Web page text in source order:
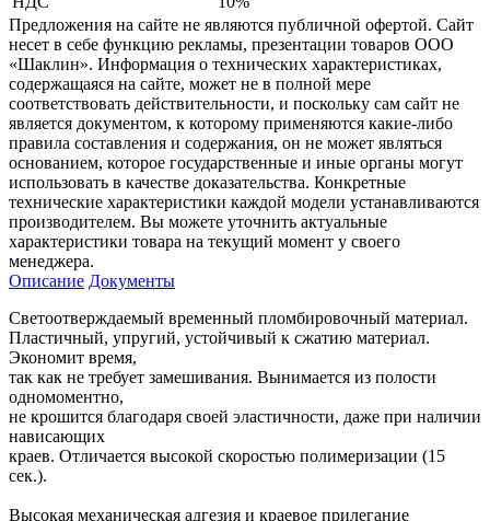
Предложения на сайте не являются публичной офертой. Сайт
несет в себе функцию рекламы, презентации товаров ООО
«Шаклин». Информация о технических характеристиках,
содержащаяся на сайте, может не в полной мере
соответствовать действительности, и поскольку сам сайт не
является документом, к которому применяются какие-либо
правила составления и содержания, он не может являться
основанием, которое государственные и иные органы могут
использовать в качестве доказательства. Конкретные
технические характеристики каждой модели устанавливаются
производителем. Вы можете уточнить актуальные
характеристики товара на текущий момент у своего
менеджера.
Описание Документы
Светоотверждаемый временный пломбировочный материал.
Пластичный, упругий, устойчивый к сжатию материал.
Экономит время,
так как не требует замешивания. Вынимается из полости
одномоментно,
не крошится благодаря своей эластичности, даже при наличии
нависающих
краев. Отличается высокой скоростью полимеризации (15
сек.).
Высокая механическая адгезия и краевое прилегание